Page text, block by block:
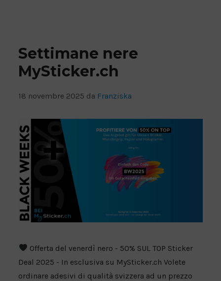
Settimane nere
MySticker.ch
18 novembre 2025 da Franziska
Offerta del venerdì nero - 50% SUL TOP Sticker
Deal 2025 - In esclusiva su MySticker.ch Volete
ordinare adesivi di qualità svizzera ad un prezzo